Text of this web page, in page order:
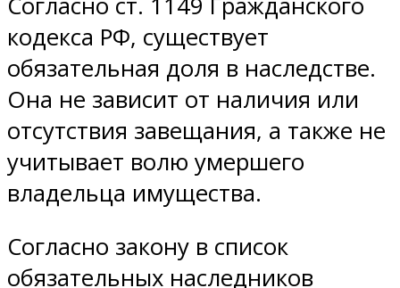
кодекса РФ, существует
обязательная доля в наследстве.
Она не зависит от наличия или
отсутствия завещания, а также не
учитывает волю умершего
владельца имущества.
Согласно закону в список
обязательных наследников